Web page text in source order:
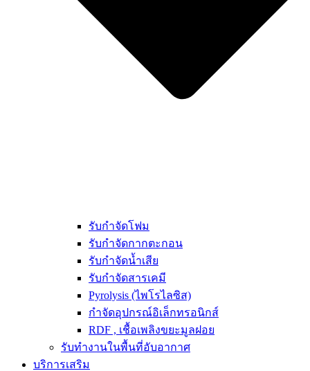
รับกำจัดโฟม
รับกำจัดกากตะกอน
รับกำจัดน้ำเสีย
รับกำจัดสารเคมี
Pyrolysis (ไพโรไลซิส)
กำจัดอุปกรณ์อิเล็กทรอนิกส์
RDF , เชื้อเพลิงขยะมูลฝอย
รับทำงานในพื้นที่อับอากาศ
บริการเสริม